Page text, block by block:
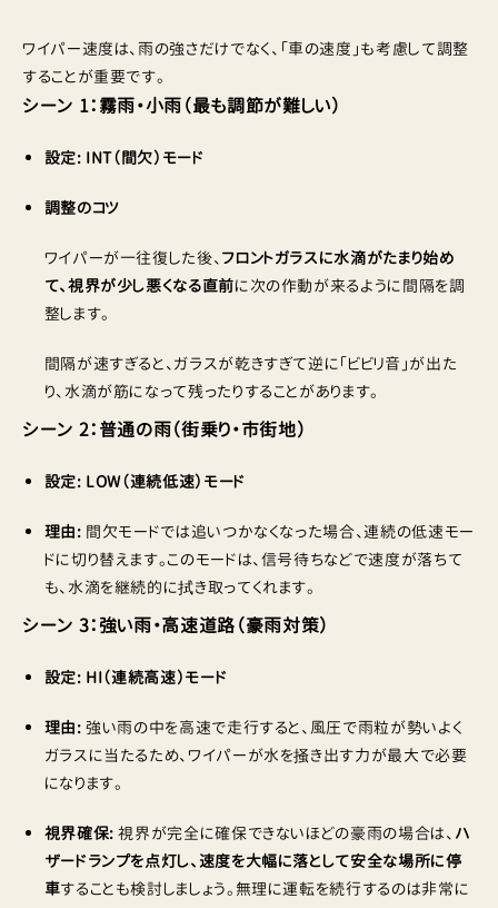
ワイパー速度は、雨の強さだけでなく、「車の速度」も考慮して調整
することが重要です。
シーン 1：霧雨・小雨（最も調節が難しい）
設定: INT（間欠）モード
調整のコツ
ワイパーが一往復した後、 フロントガラスに水滴がたまり始め
て、視界が少し悪くなる直前に次の作動が来るように間隔を調
整します。
間隔が速すぎると、ガラスが乾きすぎて逆に「ビビリ音」が出た
り、水滴が筋になって残ったりすることがあります。
シーン 2：普通の雨（街乗り・市街地）
設定: LOW（連続低速）モード
理由: 間欠モードでは追いつかなくなった場合、連続の低速モー
ドに切り替えます。このモードは、信号待ちなどで速度が落ちて
も、水滴を継続的に拭き取ってくれます。
シーン 3：強い雨・高速道路（豪雨対策）
設定: HI（連続高速）モード
理由: 強い雨の中を高速で走行すると、風圧で雨粒が勢いよく
ガラスに当たるため、ワイパーが水を掻き出す力が最大で必要
になります。
視界確保: 視界が完全に確保できないほどの豪雨の場合は、 ハ
ザードランプを点灯し、速度を大幅に落として安全な場所に停
車することも検討しましょう。無理に運転を続行するのは非常に